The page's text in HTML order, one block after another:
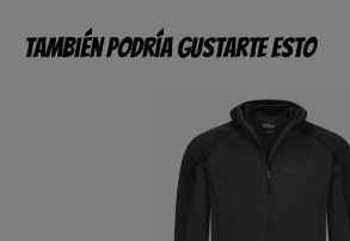
También podría gustarte esto